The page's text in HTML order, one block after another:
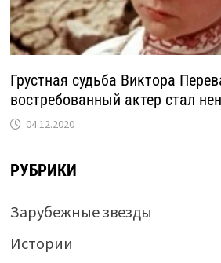
Грустная судьба Виктора
востребованный актер стал
04.12.2020
РУБРИКИ
Зарубежные звезды
Истории